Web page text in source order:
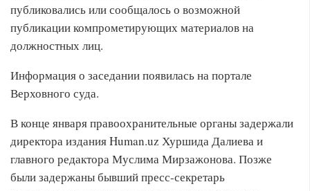
публиковались или сообщалось о возможной
публикации компрометирующих материалов на
должностных лиц.
Информация о заседании появилась на портале
Верховного суда.
В конце января правоохранительные органы задержали
директора издания Human.uz Хуршида Далиева и
главного редактора Муслима Мирзажонова. Позже
были задержаны бывший пресс-секретарь